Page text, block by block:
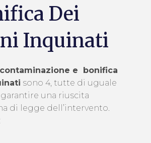
Dei
Inquinati
e bonifica
sono 4, tutte di uguale
una riuscita
di legge dell’intervento.